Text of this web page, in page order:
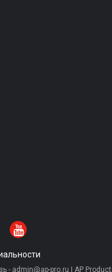
- admin@ap-pro.ru | AP